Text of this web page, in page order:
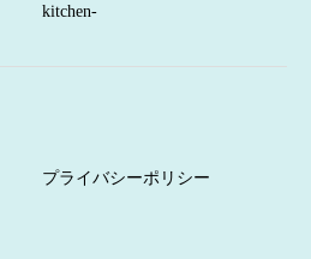
kitchen-
プライバシーポリシー